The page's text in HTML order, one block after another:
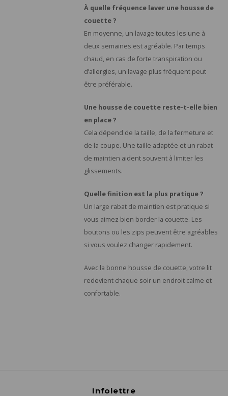
À quelle fréquence laver une housse de
couette ?
En moyenne, un lavage toutes les une à
deux semaines est agréable. Par temps
chaud, en cas de forte transpiration ou
d’allergies, un lavage plus fréquent peut
être préférable.
Une housse de couette reste-t-elle bien
en place ?
Cela dépend de la taille, de la fermeture et
de la coupe. Une taille adaptée et un rabat
de maintien aident souvent à limiter les
glissements.
Quelle finition est la plus pratique ?
Un large rabat de maintien est pratique si
vous aimez bien border la couette. Les
boutons ou les zips peuvent être agréables
si vous voulez changer rapidement.
Avec la bonne housse de couette, votre lit
redevient chaque soir un endroit calme et
confortable.
Infolettre